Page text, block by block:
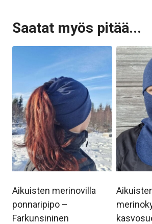
Saatat myös pitää...
Aikuisten merinovilla
ponnaripipo –
Farkunsininen